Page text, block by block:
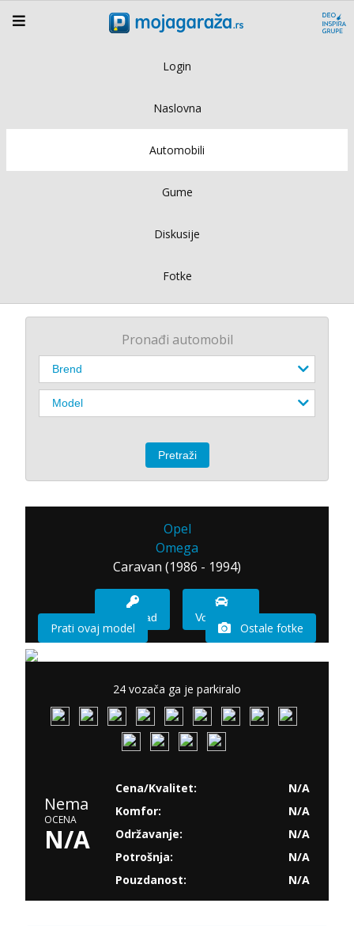
Login
Naslovna
Automobili
Gume
Diskusije
Fotke
Pronađi automobil
Opel
Omega
Caravan (1986 - 1994)
Imam sad Vozio sam
Prati ovaj model Ostale fotke
24 vozača ga je parkiralo
Nema
OCENA
N/A
Cena/Kvalitet:
N/A
Komfor:
N/A
Održavanje:
N/A
Potrošnja:
N/A
Pouzdanost:
N/A